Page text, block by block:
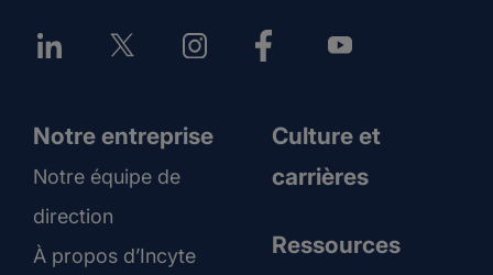
Notre entreprise
Notre équipe de
direction
À propos d’Incyte
Culture et
carrières
Ressources